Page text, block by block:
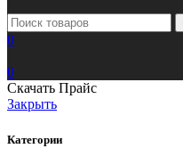
0
0
Скачать Прайс
Закрыть
Категории